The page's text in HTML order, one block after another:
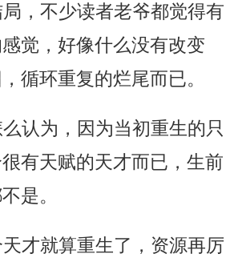
，不少读者老爷都觉得有
觉，好像什么没有改变
循环重复的烂尾而已。
认为，因为当初重生的只
有天赋的天才而已，生前
是。
才就算重生了，资源再厉